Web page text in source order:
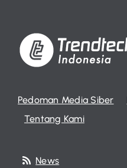
Pedoman Media Siber
Tentang Kami
News